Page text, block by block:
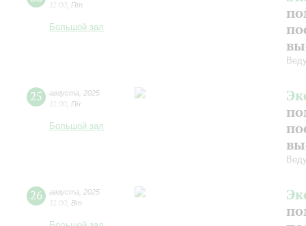
11:00 Пт
Большой зал
25 августа
2025
11:00 Пн
Большой зал
26 августа
2025
11:00 Вт